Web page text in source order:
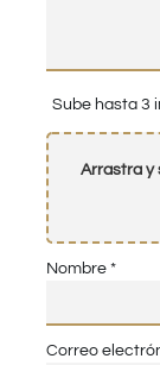
Sube hasta 3
Arrastra y
Nombre *
Correo